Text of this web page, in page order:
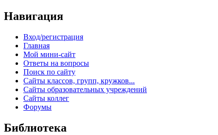
Навигация
Вход/регистрация
Главная
Мой мини-сайт
Ответы на вопросы
Поиск по сайту
Сайты классов, групп, кружков...
Сайты образовательных учреждений
Сайты коллег
Форумы
Библиотека